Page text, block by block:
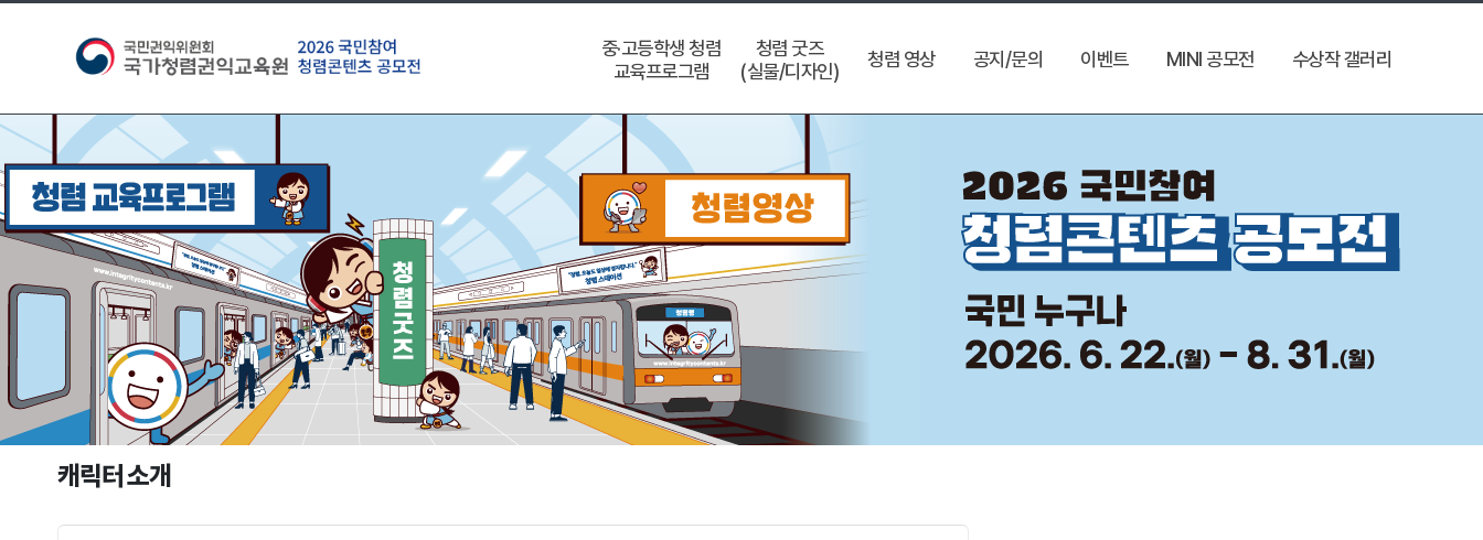
중·고등학생 청렴
교육프로그램
청렴 굿즈
(실물/디자인)
청렴 영상 공지/문의 이벤트 MINI 공모전 수상작 갤러리
캐릭터 소개